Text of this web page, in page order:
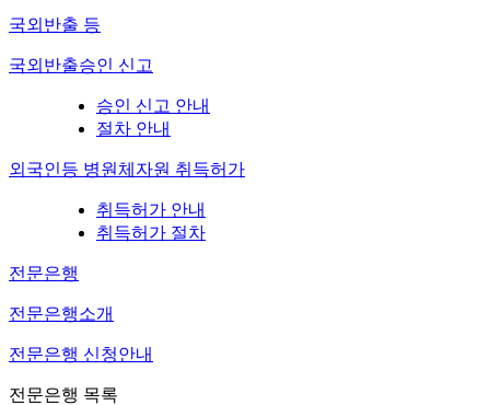
국외반출 등
국외반출승인 신고
승인 신고 안내
절차 안내
외국인등 병원체자원 취득허가
취득허가 안내
취득허가 절차
전문은행
전문은행소개
전문은행 신청안내
전문은행 목록